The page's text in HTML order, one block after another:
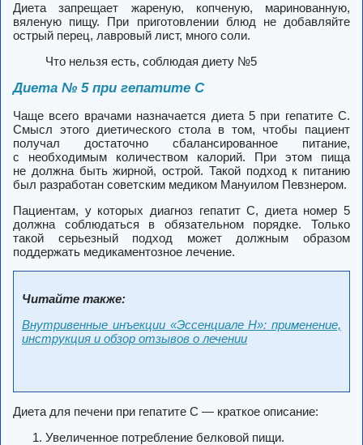
Диета запрещает жареную, копченую, маринованную,
вяленую пищу. При приготовлении блюд не добавляйте
острый перец, лавровый лист, много соли.
Что нельзя есть, соблюдая диету №5
Диета № 5 при гепатите С
Чаще всего врачами назначается диета 5 при гепатите С.
Смысл этого диетического стола в том, чтобы пациент
получал достаточно сбалансированное питание,
с необходимым количеством калорий. При этом пища
не должна быть жирной, острой. Такой подход к питанию
был разработан советским медиком Мануилом Певзнером.
Пациентам, у которых диагноз гепатит С, диета номер 5
должна соблюдаться в обязательном порядке. Только
такой серьезный подход может должным образом
поддержать медикаментозное лечение.
Читайте также:
Внутривенные инъекции «Эссенциале Н»: применение,
инструкция и обзор отзывов о лечении
Диета для печени при гепатите С — краткое описание:
Увеличенное потребление белковой пищи.